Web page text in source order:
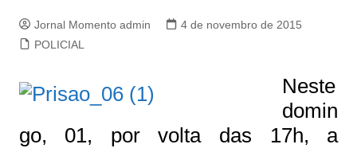
Jornal Momento admin
4 de novembro de 2015
POLICIAL
Neste
domin
go, 01, por volta das 17h, a